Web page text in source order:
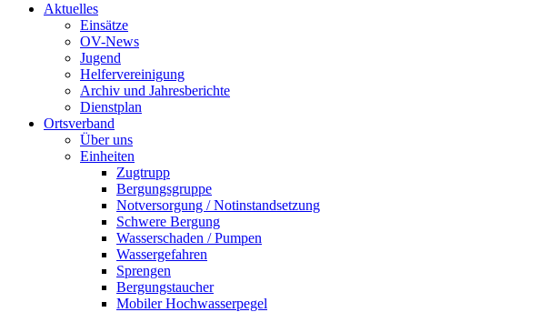
Aktuelles
Einsätze
OV-News
Jugend
Helfervereinigung
Archiv und Jahresberichte
Dienstplan
Ortsverband
Über uns
Einheiten
Zugtrupp
Bergungsgruppe
Notversorgung / Notinstandsetzung
Schwere Bergung
Wasserschaden / Pumpen
Wassergefahren
Sprengen
Bergungstaucher
Mobiler Hochwasserpegel